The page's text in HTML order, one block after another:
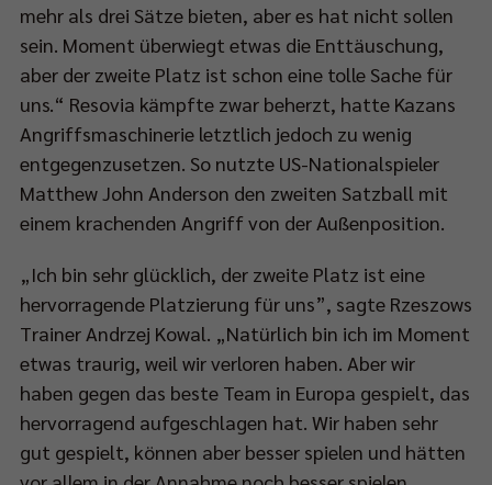
mehr als drei Sätze bieten, aber es hat nicht sollen
sein. Moment überwiegt etwas die Enttäuschung,
aber der zweite Platz ist schon eine tolle Sache für
uns.“ Resovia kämpfte zwar beherzt, hatte Kazans
Angriffsmaschinerie letztlich jedoch zu wenig
entgegenzusetzen. So nutzte US-Nationalspieler
Matthew John Anderson den zweiten Satzball mit
einem krachenden Angriff von der Außenposition.
„Ich bin sehr glücklich, der zweite Platz ist eine
hervorragende Platzierung für uns”, sagte Rzeszows
Trainer Andrzej Kowal. „Natürlich bin ich im Moment
etwas traurig, weil wir verloren haben. Aber wir
haben gegen das beste Team in Europa gespielt, das
hervorragend aufgeschlagen hat. Wir haben sehr
gut gespielt, können aber besser spielen und hätten